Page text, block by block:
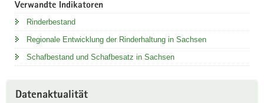
Verwandte Indikatoren
Rinderbestand
Regionale Entwicklung der Rinderhaltung in Sachsen
Schafbestand und Schafbesatz in Sachsen
Datenaktualität